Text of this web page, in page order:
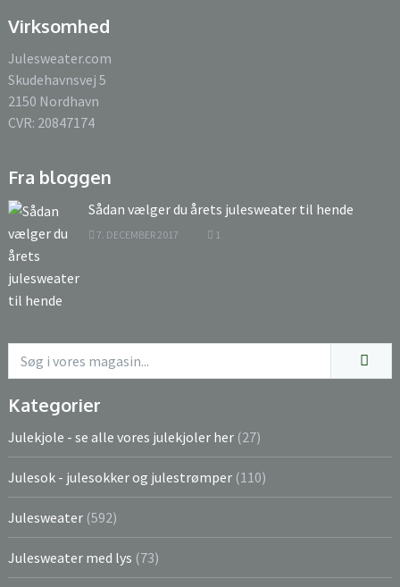
Virksomhed
Julesweater.com
Skudehavnsvej 5
2150 Nordhavn
CVR: 20847174
Fra bloggen
Sådan vælger du årets julesweater til hende
7. DECEMBER 2017 1
Kategorier
Julekjole - se alle vores julekjoler her (27)
Julesok - julesokker og julestrømper (110)
Julesweater (592)
Julesweater med lys (73)